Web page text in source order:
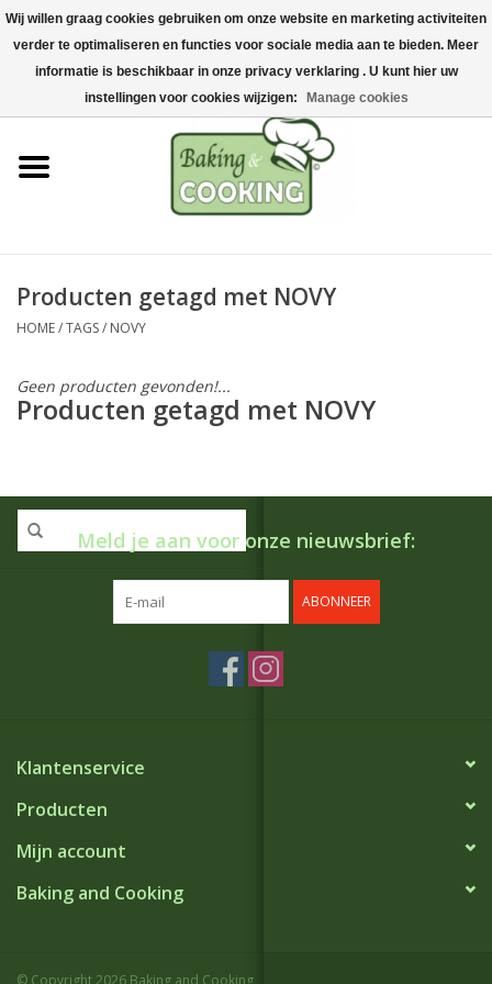
Home
Bak-& kookgerei
Machines & onderdelen
Chocolade & ijsbereiding
Hygiëne & opslag
Grondstoffen & Presentatie
Producten getagd met NOVY
HOME/TAGS/ NOVY
Geen producten gevonden!...
Producten getagd met NOVY
Meld je aan voor onze nieuwsbrief:
ABONNEER
Klantenservice
Producten
Mijn account
Baking and Cooking
© Copyright 2026 Baking and Cooking
Wij willen graag cookies gebruiken om onze website en marketing activiteiten
verder te optimaliseren en functies voor sociale media aan te bieden. Meer
informatie is beschikbaar in onze privacy verklaring . U kunt hier uw
instellingen voor cookies wijzigen:
Manage cookies